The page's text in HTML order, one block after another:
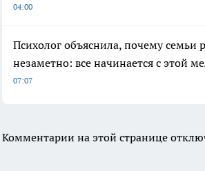
04:00
Психолог объяснила, почему семьи
незаметно: все начинается с этой
07:07
Комментарии на этой странице